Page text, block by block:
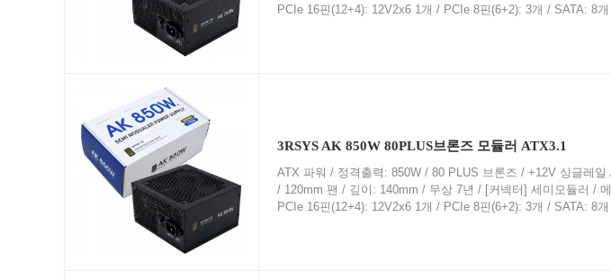
PCIe 16핀(12+4): 12V2x6 1개 / PCIe 8핀(6+2): 3개 / SATA: 8
3RSYS AK 850W 80PLUS브론즈 모듈러 ATX3.1
ATX 파워 / 정격출력: 850W / 80 PLUS 브론즈 / +12V 싱글레
/ 120mm 팬 / 깊이: 140mm / 무상 7년 / [커넥터] 세미모듈러 /
PCIe 16핀(12+4): 12V2x6 1개 / PCIe 8핀(6+2): 3개 / SATA: 8